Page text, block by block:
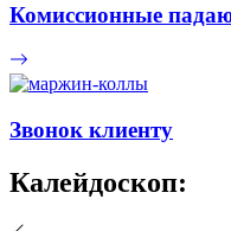
Комиссионные
Звонок клиенту
Калейдоскоп: